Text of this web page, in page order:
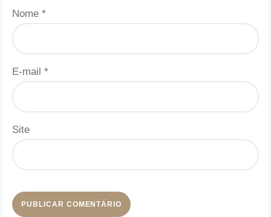
Nome *
E-mail *
Site